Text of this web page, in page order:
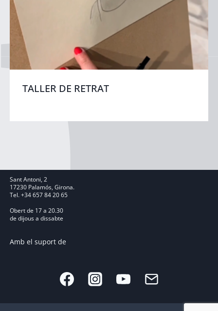
TALLER DE RETRAT
Sant Antoni, 2
17230 Palamós, Girona.
Tel. +34 657 84 20 65
Obert de 17 a 20.30
de dijous a dissabte
Amb el suport de